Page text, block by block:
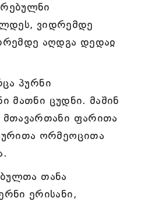
ვიდრემდე
აღდგა დედაჲ
პურნი
მათნი ცუდნი. მაშინ
ფარითა
ორმეოცითა
თანა
ერისანი,